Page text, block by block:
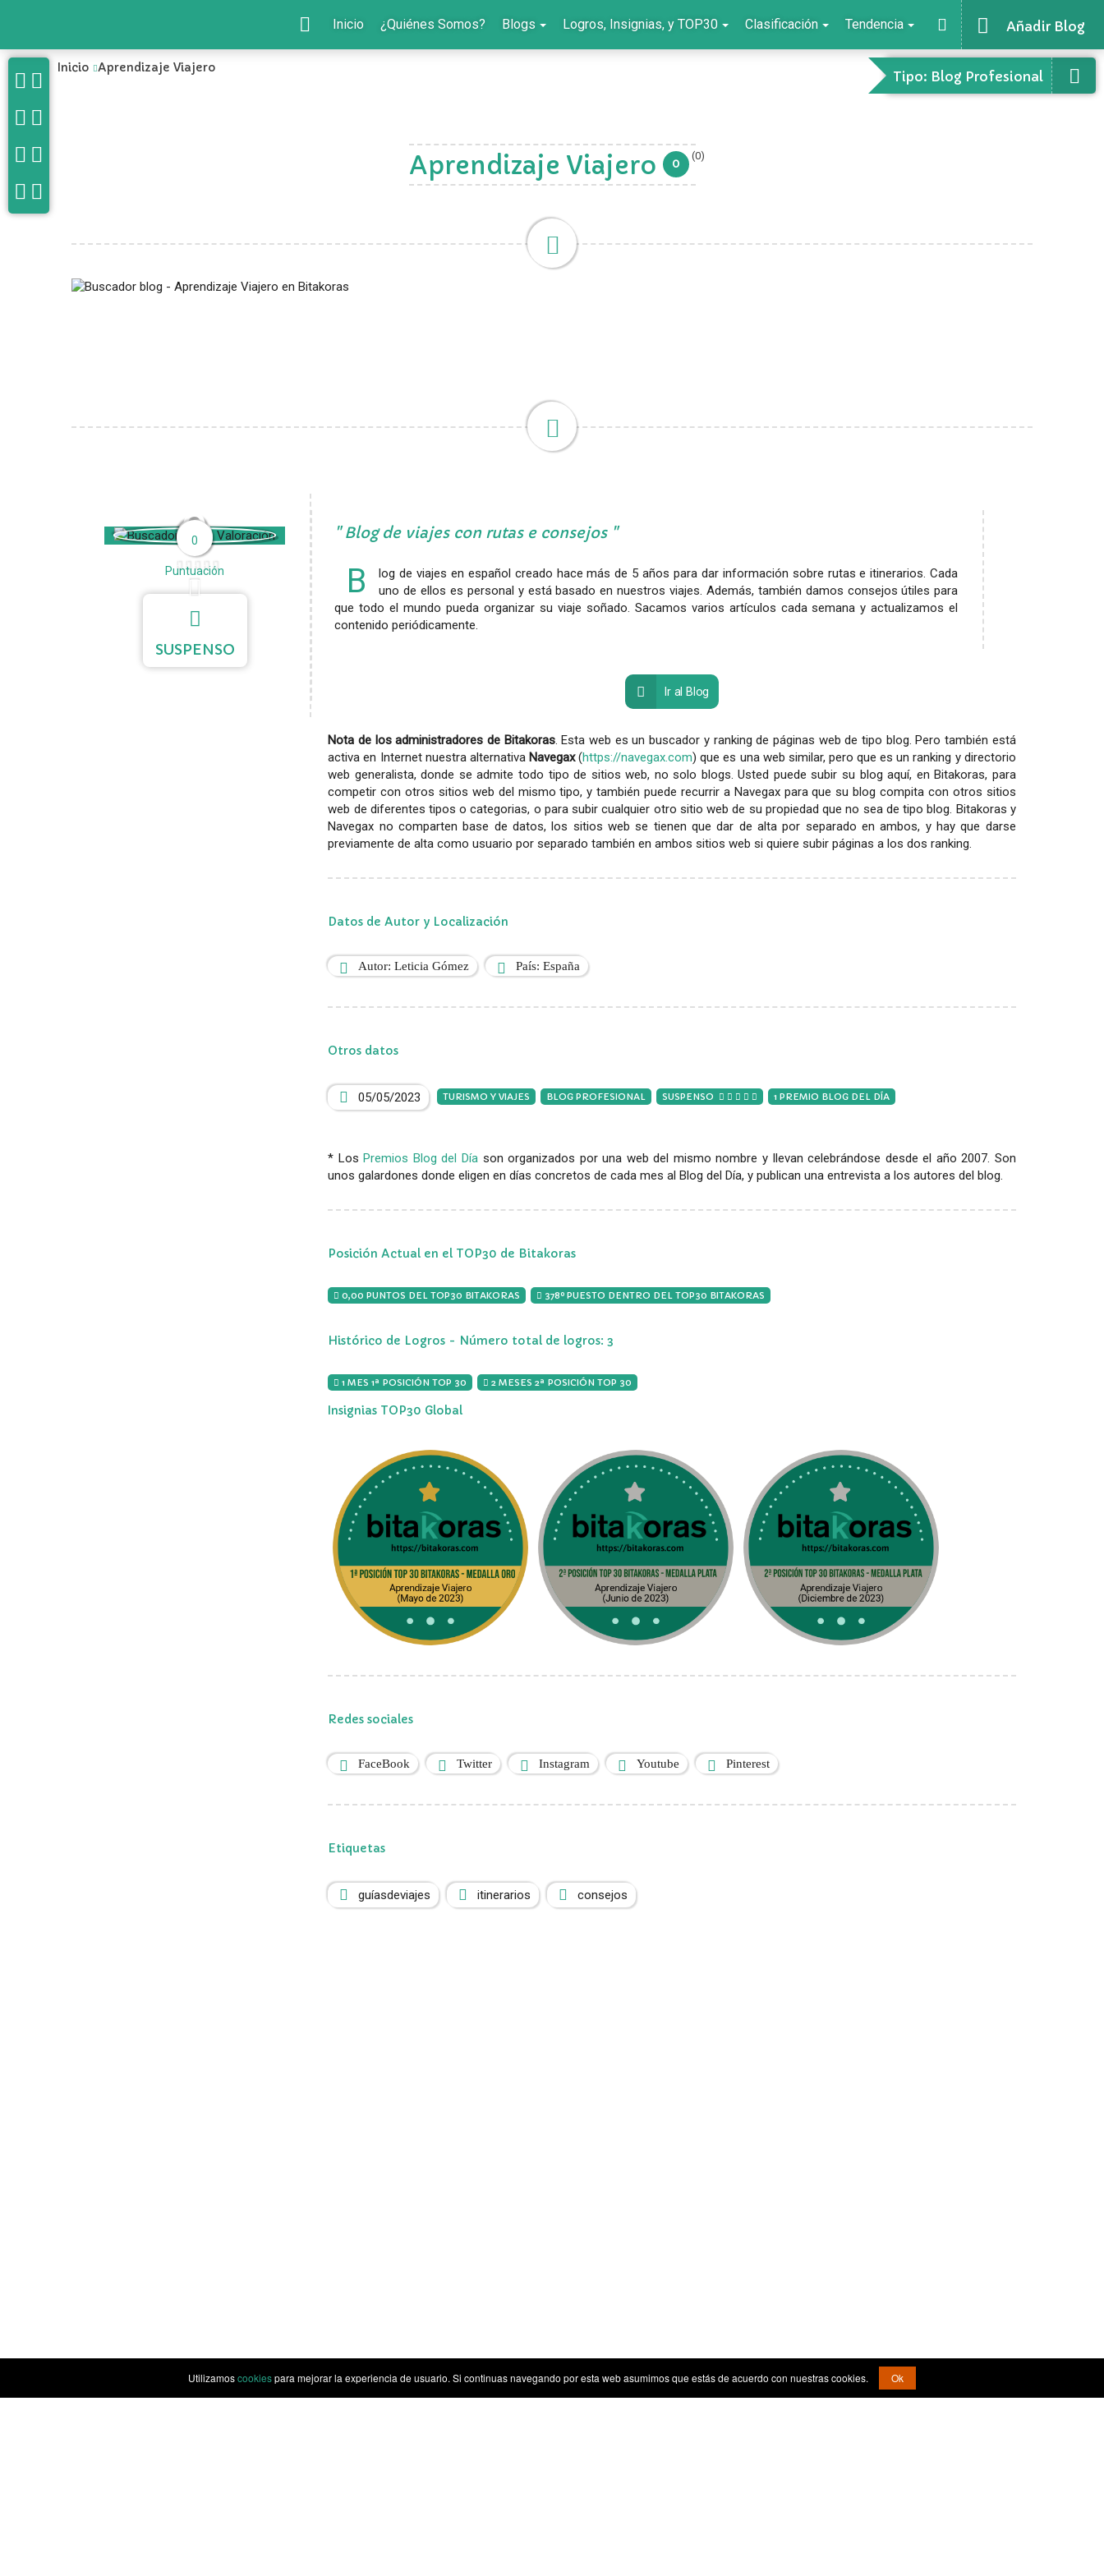
Añadir Blog
Inicio ¿Quiénes Somos? Blogs Logros, Insignias, y TOP30 Clasificación Tendencia
Tipo: Blog Profesional
Inicio Aprendizaje Viajero
Aprendizaje Viajero 0 (0)
0
0
Puntuación
SUSPENSO
Blog de viajes con rutas e consejos
B
log de viajes en español creado hace más de 5 años para dar información sobre rutas e itinerarios. Cada
uno de ellos es personal y está basado en nuestros viajes. Además, también damos consejos útiles para
que todo el mundo pueda organizar su viaje soñado. Sacamos varios artículos cada semana y actualizamos el
contenido periódicamente.
Ir al Blog
Nota de los administradores de Bitakoras. Esta web es un buscador y ranking de páginas web de tipo blog. Pero también está
activa en Internet nuestra alternativa Navegax(https://navegax.com) que es una web similar, pero que es un ranking y directorio
web generalista, donde se admite todo tipo de sitios web, no solo blogs. Usted puede subir su blog aquí, en Bitakoras, para
competir con otros sitios web del mismo tipo, y también puede recurrir a Navegax para que su blog compita con otros sitios
web de diferentes tipos o categorias, o para subir cualquier otro sitio web de su propiedad que no sea de tipo blog. Bitakoras y
Navegax no comparten base de datos, los sitios web se tienen que dar de alta por separado en ambos, y hay que darse
previamente de alta como usuario por separado también en ambos sitios web si quiere subir páginas a los dos ranking.
Datos de Autor y Localización
Autor: Leticia Gómez País: España
Otros datos
05/05/2023 TURISMO Y VIAJES BLOG PROFESIONAL SUSPENSO 1 PREMIO BLOG DEL DÍA
* LosPremios Blog del Día son organizados por una web del mismo nombre y llevan celebrándose desde el año 2007. Son
unos galardones donde eligen en días concretos de cada mes al Blog del Día, y publican una entrevista a los autores del blog.
Posición Actual en el TOP30 de Bitakoras
0,00 PUNTOS DEL TOP30 BITAKORAS 378º PUESTO DENTRO DEL TOP30 BITAKORAS
Histórico de Logros - Número total de logros: 3
1 MES 1ª POSICIÓN TOP 30 2 MESES 2ª POSICIÓN TOP 30
Insignias TOP30 Global
Redes sociales
FaceBook Twitter Instagram Youtube Pinterest
Etiquetas
guíasdeviajes itinerarios consejos
Utilizamoscookiespara mejorar la experiencia de usuario. Si continuas navegando por esta web asumimos que estás de acuerdo con nuestras cookies. Ok